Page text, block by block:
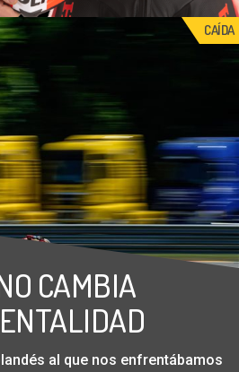
CAÍDA
CAMBIA
al que nos enfrentábamos